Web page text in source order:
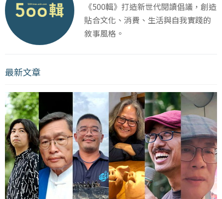
《500輯》打造新世代閱讀倡議，創造
貼合文化、消費、生活與自我實踐的
敘事風格。
最新文章